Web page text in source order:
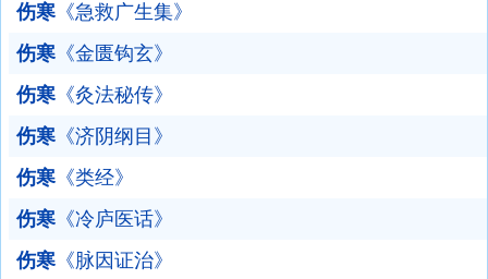
伤寒 《急救广生集》
伤寒 《金匮钩玄》
伤寒 《灸法秘传》
伤寒 《济阴纲目》
伤寒 《类经》
伤寒 《冷庐医话》
伤寒 《脉因证治》